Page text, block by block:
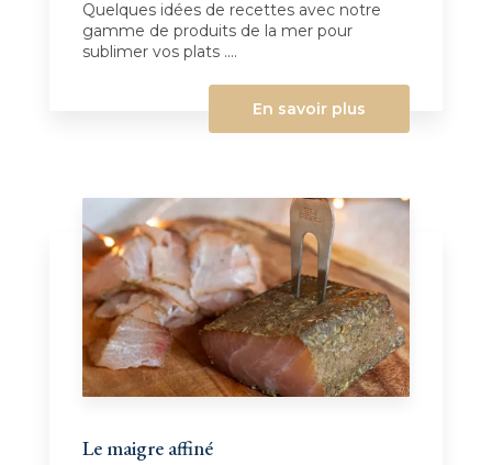
Quelques idées de recettes avec notre
gamme de produits de la mer pour
sublimer vos plats ....
En savoir plus
Le maigre affiné